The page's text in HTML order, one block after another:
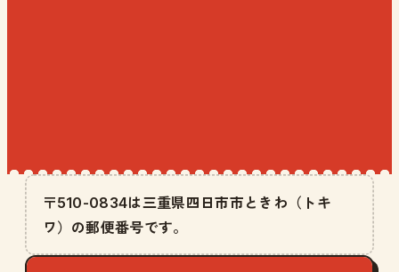
〒510-0834は三重県四日市市ときわ（トキ
ワ）の郵便番号です。